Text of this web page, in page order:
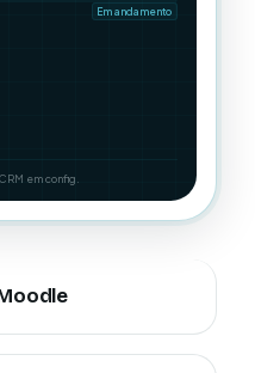
Em andamento
CRM em config.